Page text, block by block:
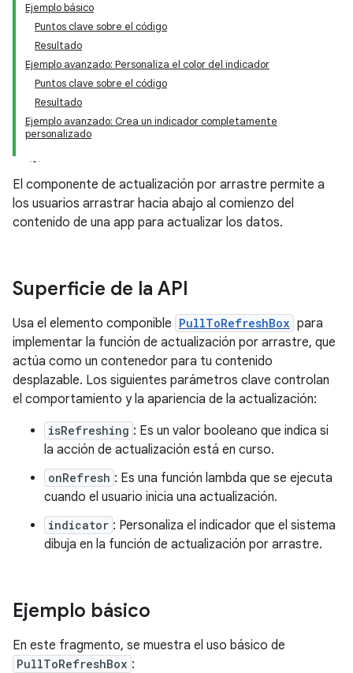
Ejemplo básico
Puntos clave sobre el código
Resultado
Ejemplo avanzado: Personaliza el color del indicador
Puntos clave sobre el código
Resultado
Ejemplo avanzado: Crea un indicador completamente
personalizado
El componente de actualización por arrastre permite a
los usuarios arrastrar hacia abajo al comienzo del
contenido de una app para actualizar los datos.
Superficie de la API
Usa el elemento componible PullToRefreshBox para
implementar la función de actualización por arrastre, que
actúa como un contenedor para tu contenido
desplazable. Los siguientes parámetros clave controlan
el comportamiento y la apariencia de la actualización:
isRefreshing : Es un valor booleano que indica si
la acción de actualización está en curso.
onRefresh : Es una función lambda que se ejecuta
cuando el usuario inicia una actualización.
indicator : Personaliza el indicador que el sistema
dibuja en la función de actualización por arrastre.
Ejemplo básico
En este fragmento, se muestra el uso básico de
PullToRefreshBox :